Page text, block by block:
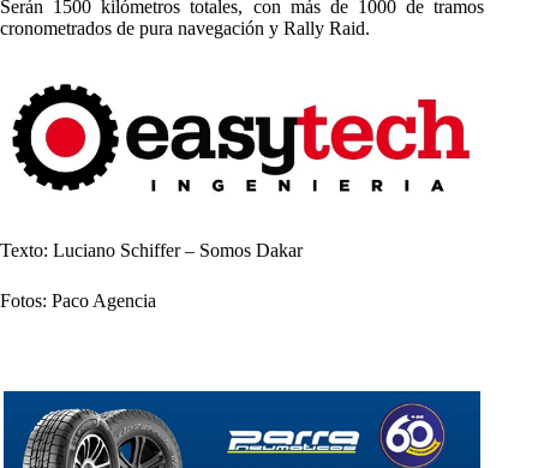
Serán 1500 kilómetros totales, con más de 1000 de tramos
cronometrados de pura navegación y Rally Raid.
Texto: Luciano Schiffer – Somos Dakar
Fotos: Paco Agencia